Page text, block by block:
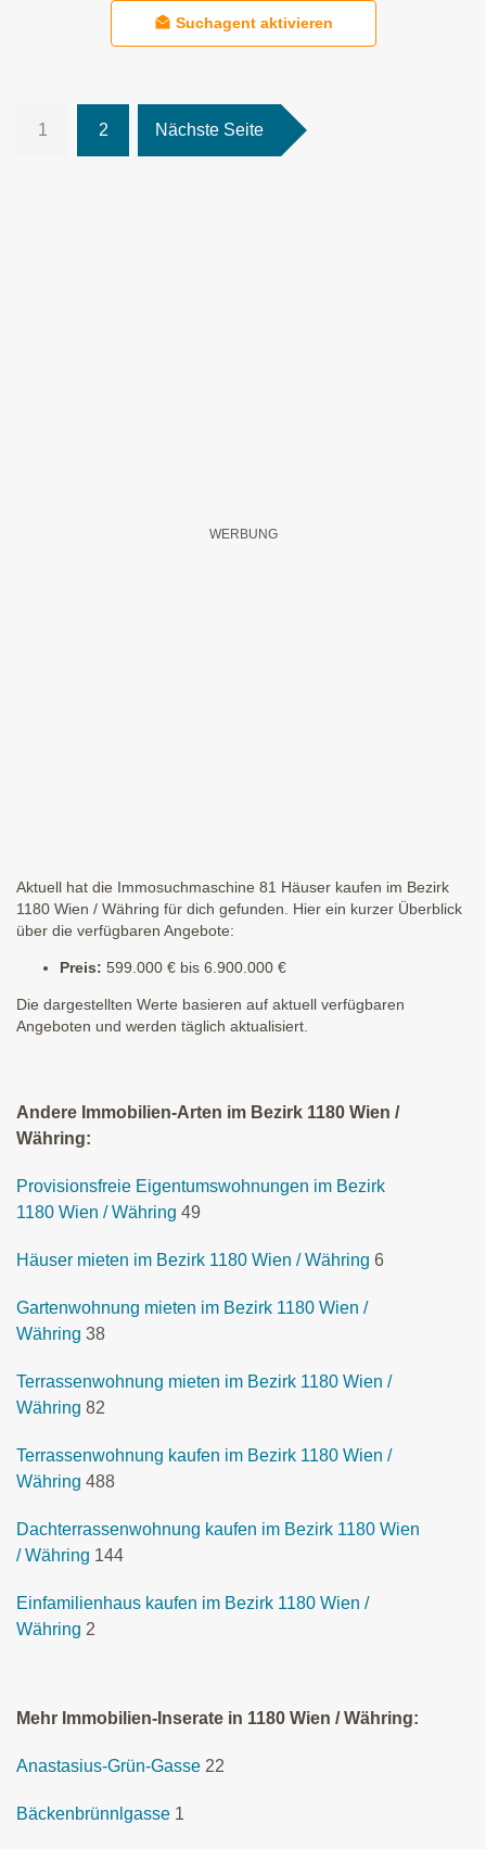
Suchagent aktivieren
1 2 Nächste Seite
Aktuell hat die Immosuchmaschine 81 Häuser kaufen im Bezirk
1180 Wien / Währing für dich gefunden. Hier ein kurzer Überblick
über die verfügbaren Angebote:
Preis: 599.000 € bis 6.900.000 €
Die dargestellten Werte basieren auf aktuell verfügbaren
Angeboten und werden täglich aktualisiert.
Andere Immobilien-Arten im Bezirk 1180 Wien /
Währing:
Provisionsfreie Eigentumswohnungen im Bezirk
1180 Wien / Währing 49
Häuser mieten im Bezirk 1180 Wien / Währing 6
Gartenwohnung mieten im Bezirk 1180 Wien /
Währing 38
Terrassenwohnung mieten im Bezirk 1180 Wien /
Währing 82
Terrassenwohnung kaufen im Bezirk 1180 Wien /
Währing 488
Dachterrassenwohnung kaufen im Bezirk 1180 Wien
/ Währing 144
Einfamilienhaus kaufen im Bezirk 1180 Wien /
Währing 2
Mehr Immobilien-Inserate in 1180 Wien / Währing:
Anastasius-Grün-Gasse 22
Bäckenbrünnlgasse 1